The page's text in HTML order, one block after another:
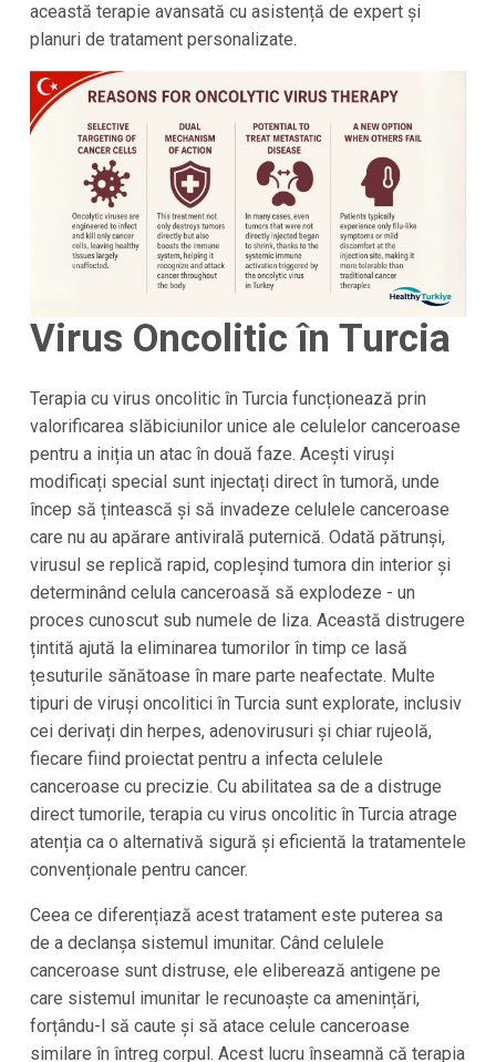
această terapie avansată cu asistență de expert și
planuri de tratament personalizate.
Virus Oncolitic în Turcia
Terapia cu virus oncolitic în Turcia funcționează prin
valorificarea slăbiciunilor unice ale celulelor canceroase
pentru a iniția un atac în două faze. Acești viruși
modificați special sunt injectați direct în tumoră, unde
încep să țintească și să invadeze celulele canceroase
care nu au apărare antivirală puternică. Odată pătrunși,
virusul se replică rapid, copleșind tumora din interior și
determinând celula canceroasă să explodeze - un
proces cunoscut sub numele de liza. Această distrugere
țintită ajută la eliminarea tumorilor în timp ce lasă
țesuturile sănătoase în mare parte neafectate. Multe
tipuri de viruși oncolitici în Turcia sunt explorate, inclusiv
cei derivați din herpes, adenovirusuri și chiar rujeolă,
fiecare fiind proiectat pentru a infecta celulele
canceroase cu precizie. Cu abilitatea sa de a distruge
direct tumorile, terapia cu virus oncolitic în Turcia atrage
atenția ca o alternativă sigură și eficientă la tratamentele
convenționale pentru cancer.
Ceea ce diferențiază acest tratament este puterea sa
de a declanșa sistemul imunitar. Când celulele
canceroase sunt distruse, ele eliberează antigene pe
care sistemul imunitar le recunoaște ca amenințări,
forțându-l să caute și să atace celule canceroase
similare în întreg corpul. Acest lucru înseamnă că terapia